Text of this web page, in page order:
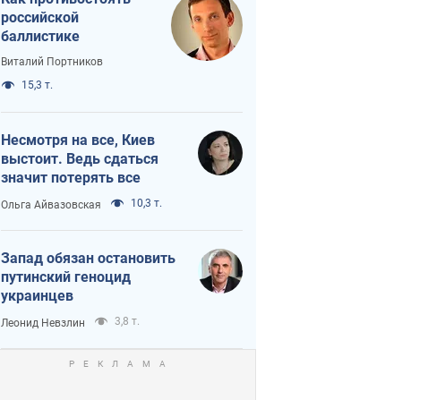
российской
баллистике
Виталий Портников
15,3 т.
Несмотря на все, Киев
выстоит. Ведь сдаться
значит потерять все
Ольга Айвазовская 10,3 т.
Запад обязан остановить
путинский геноцид
украинцев
Леонид Невзлин 3,8 т.